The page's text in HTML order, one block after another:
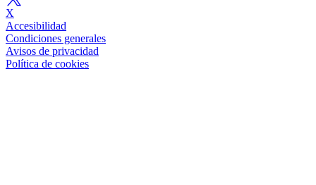
X
Accesibilidad
Condiciones generales
Avisos de privacidad
Política de cookies